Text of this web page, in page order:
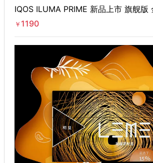
IQOS ILUMA PRIME 新品上市 旗舰版
￥ 1190